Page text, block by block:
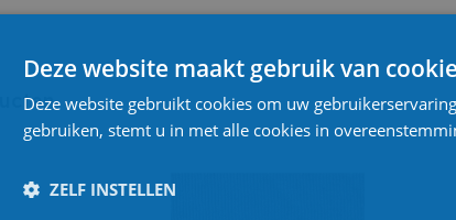
Deze website maakt gebruik van
Deze website gebruikt cookies om uw
gebruiken, stemt u in met alle cookies in
ZELF INSTELLEN